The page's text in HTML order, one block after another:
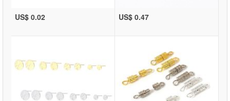
US$ 0.02 US$ 0.47